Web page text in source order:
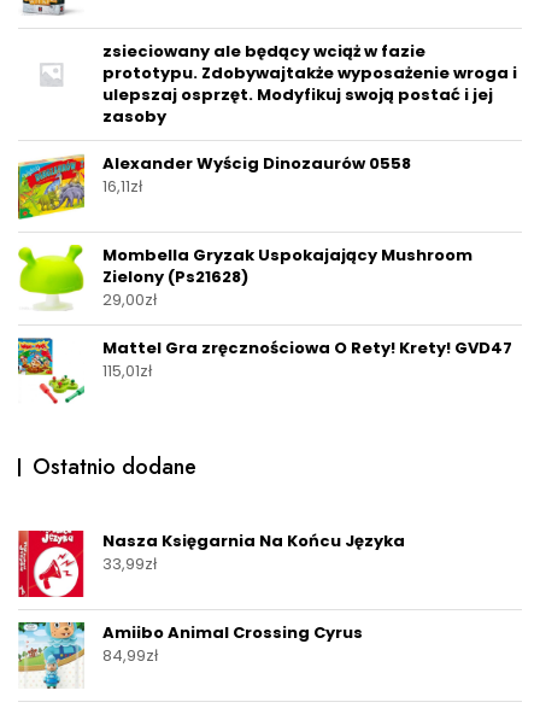
zsieciowany ale będący wciąż w fazie
prototypu. Zdobywajtakże wyposażenie wroga i
ulepszaj osprzęt. Modyfikuj swoją postać i jej
zasoby
Alexander Wyścig Dinozaurów 0558
16,11zł
Mombella Gryzak Uspokajający Mushroom
Zielony (Ps21628)
29,00zł
Mattel Gra zręcznościowa O Rety! Krety! GVD47
115,01zł
Ostatnio dodane
Nasza Księgarnia Na Końcu Języka
33,99zł
Amiibo Animal Crossing Cyrus
84,99zł